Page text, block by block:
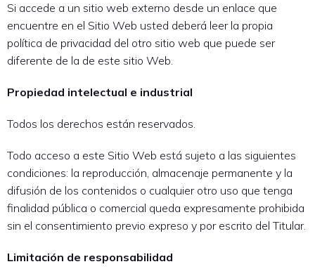
Si accede a un sitio web externo desde un enlace que
encuentre en el Sitio Web usted deberá leer la propia
política de privacidad del otro sitio web que puede ser
diferente de la de este sitio Web.
Propiedad intelectual e industrial
Todos los derechos están reservados.
Todo acceso a este Sitio Web está sujeto a las siguientes
condiciones: la reproducción, almacenaje permanente y la
difusión de los contenidos o cualquier otro uso que tenga
finalidad pública o comercial queda expresamente prohibida
sin el consentimiento previo expreso y por escrito del Titular.
Limitación de responsabilidad